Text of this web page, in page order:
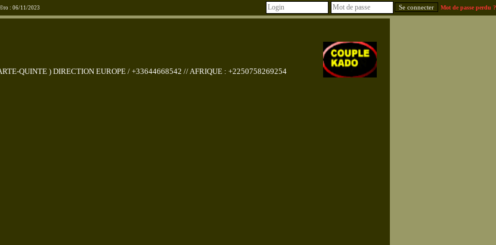
: 06/11/2023 Mot de passe perdu ?
QUINTE ) DIRECTION EUROPE / +33644668542 // AFRIQUE : +2250758269254